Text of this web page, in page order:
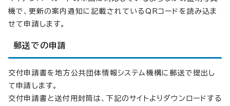
機で、更新の案内通知に記載されているQRコードを読み込ま
せて申請します。
郵送での申請
交付申請書を地方公共団体情報システム機構に郵送で提出し
て申請します。
交付申請書と送付用封筒は、下記のサイトよりダウンロードする